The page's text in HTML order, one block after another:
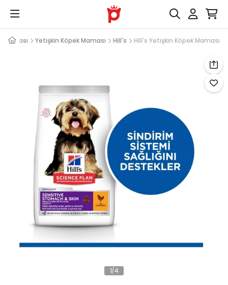
Maması Yetişkin Köpek Maması Hill's Hill's Yetişkin Köpek Maması
1/4